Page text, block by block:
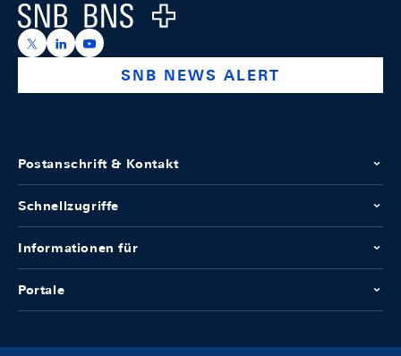
Logo
https://x.com/snb_bns
https://ch.linkedin.com/company/swiss-national-
https://www.youtube.com/@swissnationalbank
SNB NEWS ALERT
Postanschrift & Kontakt
Schnellzugriffe
Informationen für
Portale